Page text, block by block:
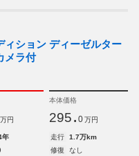
ィション ディーゼルター
メラ付
万円
本体価格
295. 0 万円
年 走行
1.7万km
修復
なし